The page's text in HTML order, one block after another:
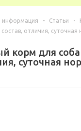
информация - Статьи -
состав, отличия, суточная
корм для
суточная